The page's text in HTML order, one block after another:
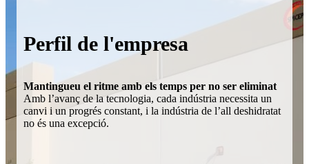
Perfil de l'empresa
Mantingueu el ritme amb els temps per no ser eliminat
Amb l’avanç de la tecnologia, cada indústria necessita un
canvi i un progrés constant, i la indústria de l’all deshidratat
no és una excepció.